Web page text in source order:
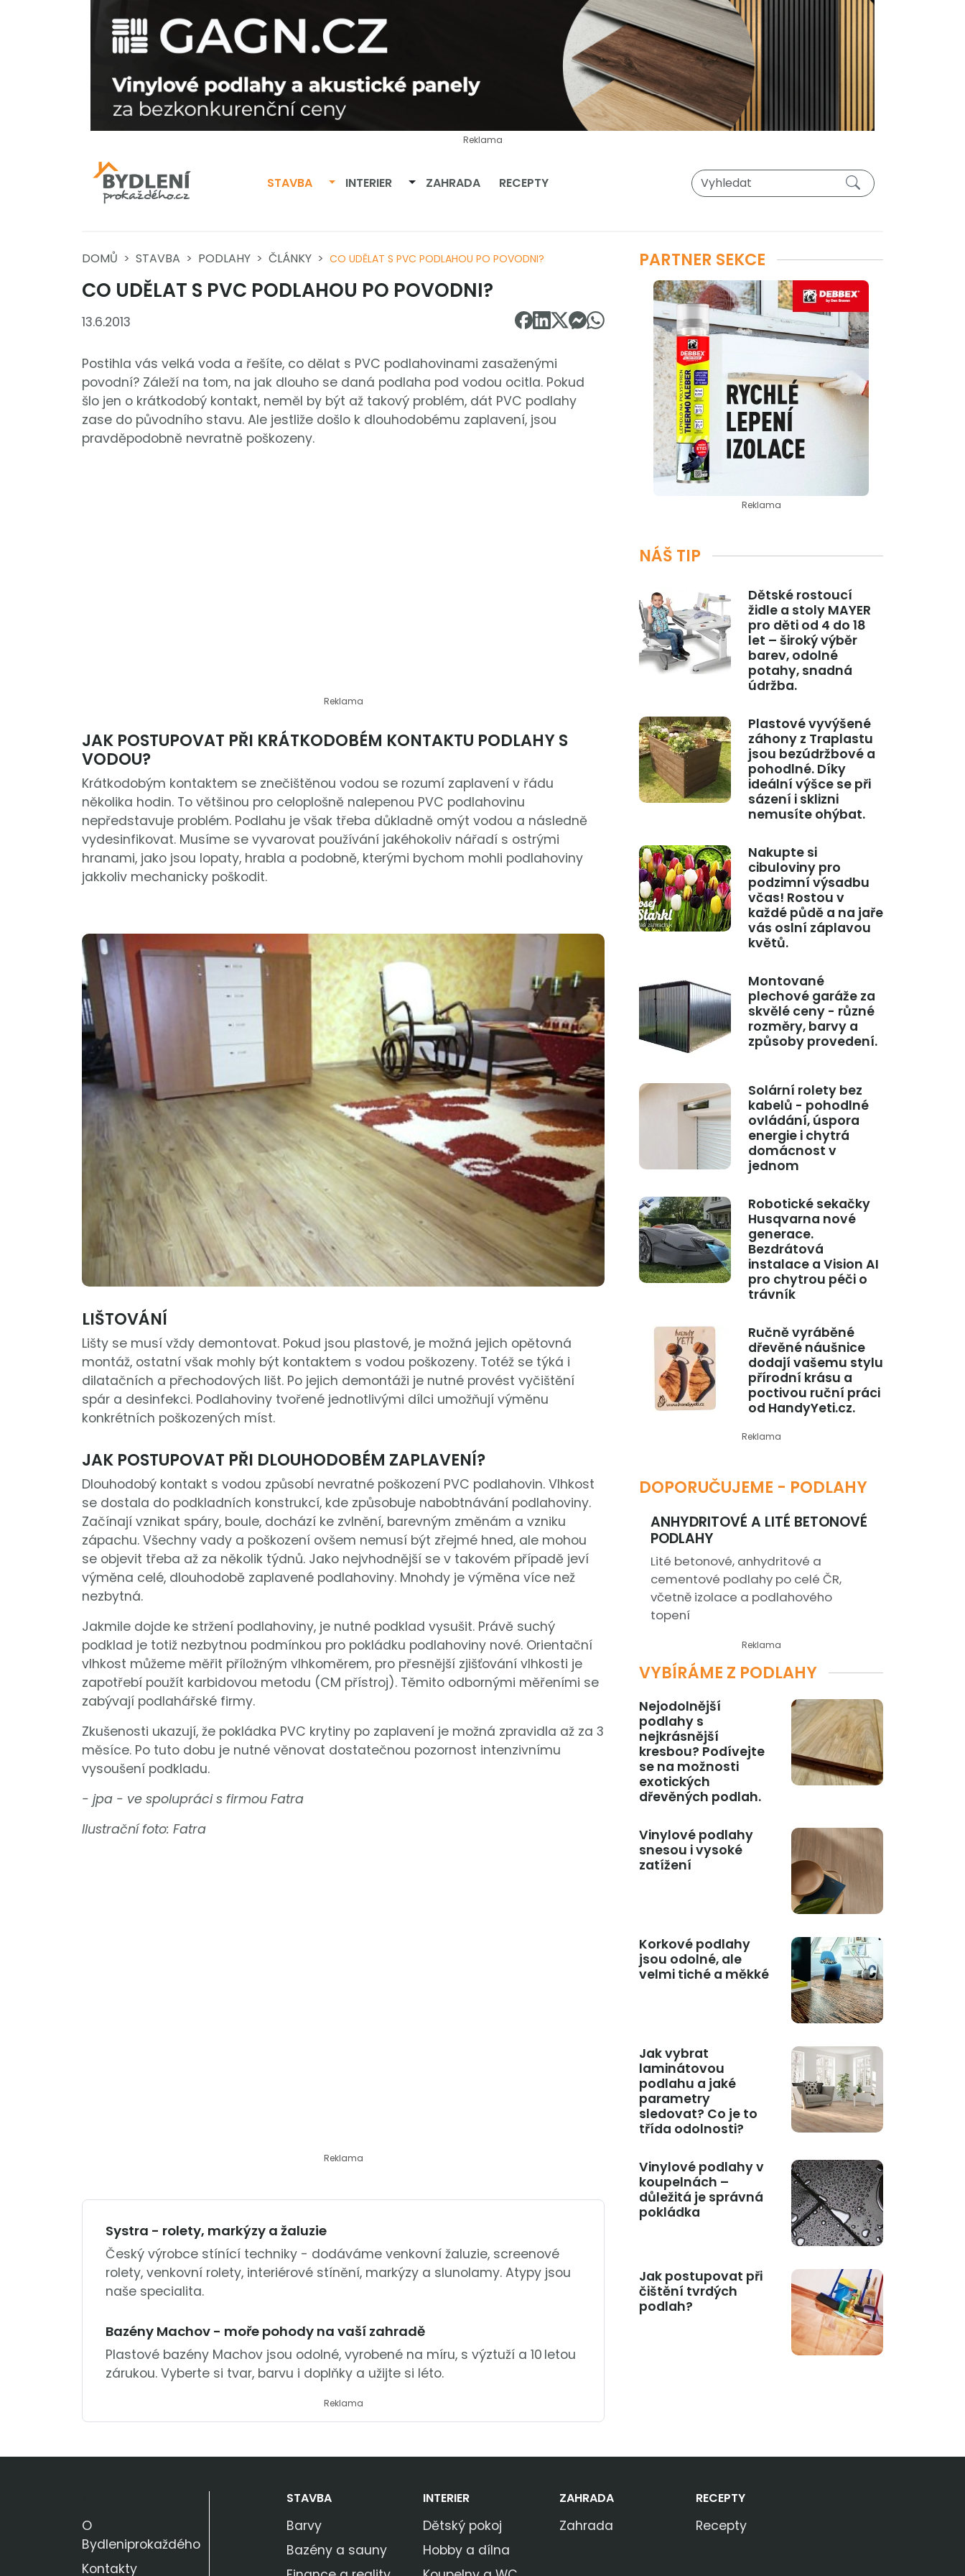
Reklama
STAVBA Přepnout dropdown
INTERIER Přepnout dropdown
ZAHRADA RECEPTY
DOMŮ STAVBA PODLAHY ČLÁNKY CO UDĚLAT S PVC PODLAHOU PO POVODNI?
CO UDĚLAT S PVC PODLAHOU PO POVODNI?
13.6.2013
Postihla vás velká voda a řešíte, co dělat s PVC podlahovinami zasaženými
povodní? Záleží na tom, na jak dlouho se daná podlaha pod vodou ocitla. Pokud
šlo jen o krátkodobý kontakt, neměl by být až takový problém, dát PVC podlahy
zase do původního stavu. Ale jestliže došlo k dlouhodobému zaplavení, jsou
pravděpodobně nevratně poškozeny.
Reklama
JAK POSTUPOVAT PŘI KRÁTKODOBÉM KONTAKTU PODLAHY S
VODOU?
Krátkodobým kontaktem se znečištěnou vodou se rozumí zaplavení v řádu
několika hodin. To většinou pro celoplošně nalepenou PVC podlahovinu
nepředstavuje problém. Podlahu je však třeba důkladně omýt vodou a následně
vydesinfikovat. Musíme se vyvarovat používání jakéhokoliv nářadí s ostrými
hranami, jako jsou lopaty, hrabla a podobně, kterými bychom mohli podlahoviny
jakkoliv mechanicky poškodit.
LIŠTOVÁNÍ
Lišty se musí vždy demontovat. Pokud jsou plastové, je možná jejich opětovná
montáž, ostatní však mohly být kontaktem s vodou poškozeny. Totéž se týká i
dilatačních a přechodových lišt. Po jejich demontáži je nutné provést vyčištění
spár a desinfekci. Podlahoviny tvořené jednotlivými dílci umožňují výměnu
konkrétních poškozených míst.
JAK POSTUPOVAT PŘI DLOUHODOBÉM ZAPLAVENÍ?
Dlouhodobý kontakt s vodou způsobí nevratné poškození PVC podlahovin. Vlhkost
se dostala do podkladních konstrukcí, kde způsobuje nabobtnávání podlahoviny.
Začínají vznikat spáry, boule, dochází ke zvlnění, barevným změnám a vzniku
zápachu. Všechny vady a poškození ovšem nemusí být zřejmé hned, ale mohou
se objevit třeba až za několik týdnů. Jako nejvhodnější se v takovém případě jeví
výměna celé, dlouhodobě zaplavené podlahoviny. Mnohdy je výměna více než
nezbytná.
Jakmile dojde ke stržení podlahoviny, je nutné podklad vysušit. Právě suchý
podklad je totiž nezbytnou podmínkou pro pokládku podlahoviny nové. Orientační
vlhkost můžeme měřit příložným vlhkoměrem, pro přesnější zjišťování vlhkosti je
zapotřebí použít karbidovou metodu (CM přístroj). Těmito odbornými měřeními se
zabývají podlahářské firmy.
Zkušenosti ukazují, že pokládka PVC krytiny po zaplavení je možná zpravidla až za 3
měsíce. Po tuto dobu je nutné věnovat dostatečnou pozornost intenzivnímu
vysoušení podkladu.
- jpa - ve spolupráci s firmou Fatra
Ilustrační foto: Fatra
Reklama
Systra - rolety, markýzy a žaluzie
Český výrobce stínící techniky - dodáváme venkovní žaluzie, screenové
rolety, venkovní rolety, interiérové stínění, markýzy a slunolamy. Atypy jsou
naše specialita.
Bazény Machov - moře pohody na vaší zahradě
Plastové bazény Machov jsou odolné, vyrobené na míru, s výztuží a 10 letou
zárukou. Vyberte si tvar, barvu i doplňky a užijte si léto.
Reklama
PARTNER SEKCE
Reklama
NÁŠ TIP
Dětské rostoucí
židle a stoly MAYER
pro děti od 4 do 18
let – široký výběr
barev, odolné
potahy, snadná
údržba.
Plastové vyvýšené
záhony z Traplastu
jsou bezúdržbové a
pohodlné. Díky
ideální výšce se při
sázení i sklizni
nemusíte ohýbat.
Nakupte si
cibuloviny pro
podzimní výsadbu
včas! Rostou v
každé půdě a na jaře
vás oslní záplavou
květů.
Montované
plechové garáže za
skvělé ceny - různé
rozměry, barvy a
způsoby provedení.
Solární rolety bez
kabelů - pohodlné
ovládání, úspora
energie i chytrá
domácnost v
jednom
Robotické sekačky
Husqvarna nové
generace.
Bezdrátová
instalace a Vision AI
pro chytrou péči o
trávník
Ručně vyráběné
dřevěné náušnice
dodají vašemu stylu
přírodní krásu a
poctivou ruční práci
od HandyYeti.cz.
Reklama
DOPORUČUJEME - PODLAHY
ANHYDRITOVÉ A LITÉ BETONOVÉ
PODLAHY
Lité betonové, anhydritové a
cementové podlahy po celé ČR,
včetně izolace a podlahového
topení
Reklama
VYBÍRÁME Z PODLAHY
Nejodolnější
podlahy s
nejkrásnější
kresbou? Podívejte
se na možnosti
exotických
dřevěných podlah.
Vinylové podlahy
snesou i vysoké
zatížení
Korkové podlahy
jsou odolné, ale
velmi tiché a měkké
Jak vybrat
laminátovou
podlahu a jaké
parametry
sledovat? Co je to
třída odolnosti?
Vinylové podlahy v
koupelnách –
důležitá je správná
pokládka
Jak postupovat při
čištění tvrdých
podlah?
O
Bydleniprokaždého
Kontakty
STAVBA
Barvy
Bazény a sauny
INTERIER
Dětský pokoj
Hobby a dílna
ZAHRADA
Zahrada
RECEPTY
Recepty